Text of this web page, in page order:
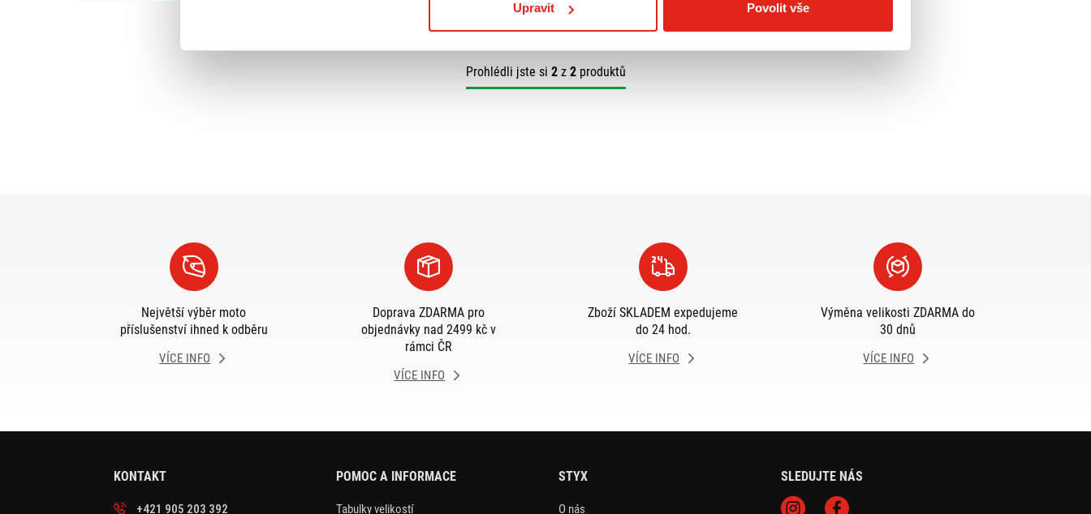
Upravit Povolit vše
Prohlédli jste si 2z 2produktů
Největší výběr moto
příslušenství ihned k odběru
VÍCE INFO
Doprava ZDARMA pro
objednávky nad 2499 kč v
rámci ČR
VÍCE INFO
Zboží SKLADEM expedujeme
do 24 hod.
VÍCE INFO
Výměna velikosti ZDARMA do
30 dnů
VÍCE INFO
KONTAKT
+421 905 203 392
POMOC A INFORMACE
Tabulky velikostí
STYX
O nás
SLEDUJTE NÁS